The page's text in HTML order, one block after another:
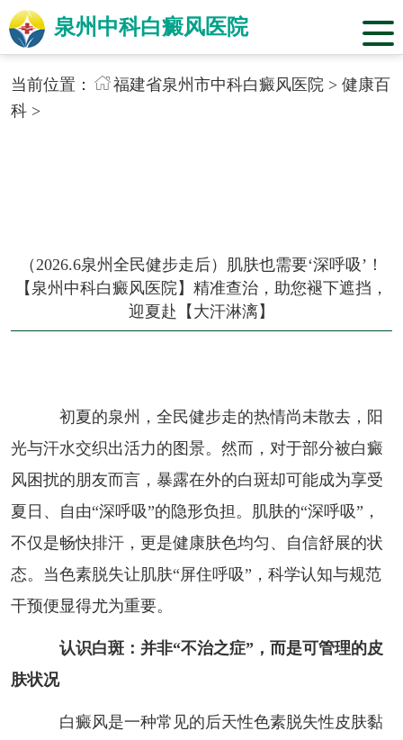
泉州中科白癜风医院
当前位置： 福建省泉州市中科白癜风医院> 健康百
科>
（2026.6泉州全民健步走后）肌肤也需要‘深呼吸’！
【泉州中科白癜风医院】精准查治，助您褪下遮挡，
迎夏赴【大汗淋漓】
初夏的泉州，全民健步走的热情尚未散去，阳
光与汗水交织出活力的图景。然而，对于部分被白癜
风困扰的朋友而言，暴露在外的白斑却可能成为享受
夏日、自由“深呼吸”的隐形负担。肌肤的“深呼吸”，
不仅是畅快排汗，更是健康肤色均匀、自信舒展的状
态。当色素脱失让肌肤“屏住呼吸”，科学认知与规范
干预便显得尤为重要。
认识白斑：并非“不治之症”，而是可管理的皮
肤状况
白癜风是一种常见的后天性色素脱失性皮肤黏